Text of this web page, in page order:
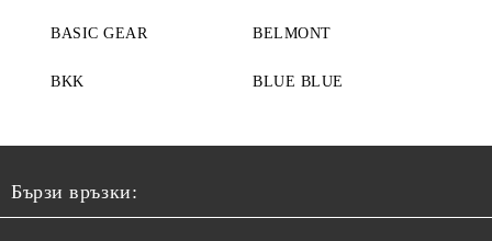
BASIC GEAR BELMONT
BKK BLUE BLUE
Бързи връзки: